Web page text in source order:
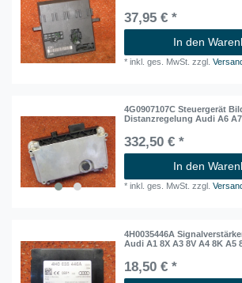
37,95 € *
In den
*inkl. ges. MwSt. zzgl.
4G0907107C Steuergerät
Distanzregelung Audi A6 A7
332,50 € *
In den
*inkl. ges. MwSt. zzgl.
4H0035446A
Audi A1 8X A3 8V A4 8K A5
18,50 € *